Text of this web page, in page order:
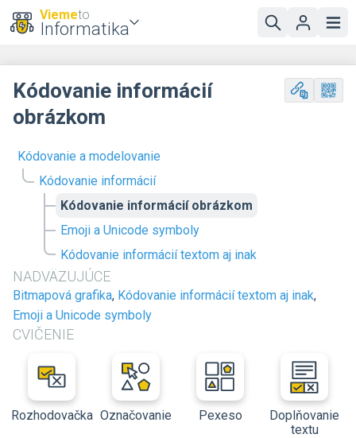
Viemeto
Informatika
Kódovanie a modelovanie
Kódovanie informácií
Kódovanie informácií obrázkom
Emoji a Unicode symboly
Kódovanie informácií textom aj inak
NADVÄZUJÚCE
Bitmapová grafika, Kódovanie informácií textom aj inak,
Emoji a Unicode symboly
CVIČENIE
Rozhodovačka Označovanie Pexeso
Doplňovanie
textu
Kódovanie informácií
obrázkom